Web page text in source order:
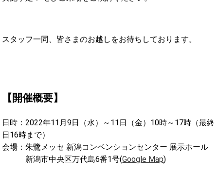
スタッフ一同、皆さまのお越しをお待ちしております。
【開催概要】
日時：2022年11月9日（水）～11日（金）10時～17時（最終
日16時まで）
会場：朱鷺メッセ 新潟コンベンションセンター 展示ホール
新潟市中央区万代島6番1号(Google Map)